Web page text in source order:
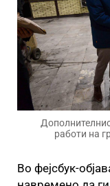
работи на
Во фејсбук-